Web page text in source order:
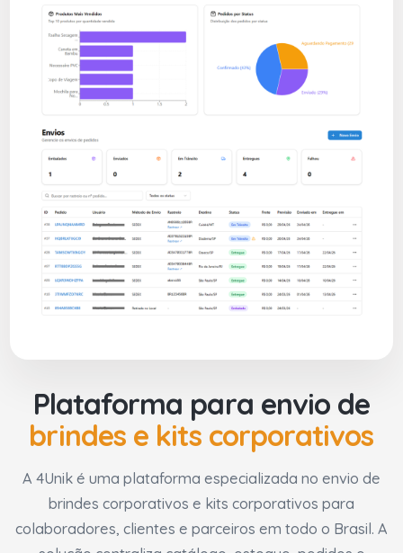
Plataforma para envio de
brindes e kits corporativos
A 4Unik é uma plataforma especializada no envio de
brindes corporativos e kits corporativos para
colaboradores, clientes e parceiros em todo o Brasil. A